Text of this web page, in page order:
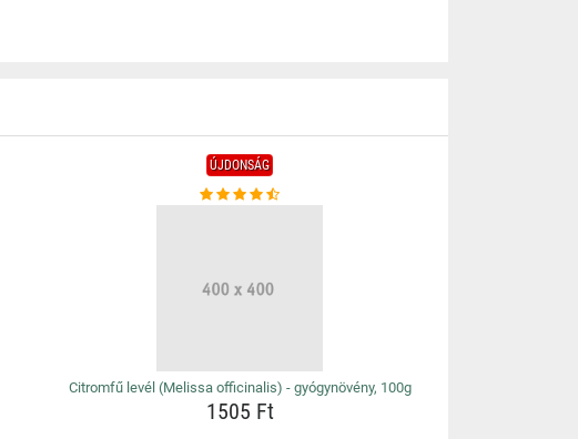
ÚJDONSÁG
Citromfű levél (Melissa officinalis) - gyógynövény, 100g
1505 Ft